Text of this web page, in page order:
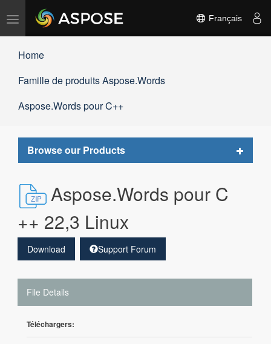
Basculer
Français
Home
Famille de produits Aspose.Words
Aspose.Words pour C++
Browse our Products
Toggle
Aspose.Words pour C
++ 22,3 Linux
Download Support Forum
File Details
Téléchargers: